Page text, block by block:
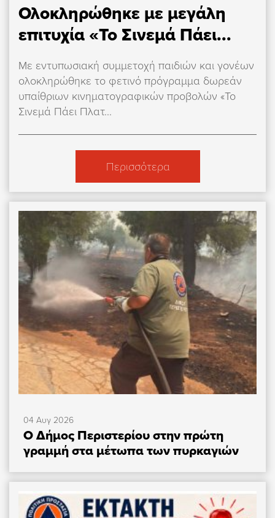
Ολοκληρώθηκε με μεγάλη
επιτυχία «Το Σινεμά Πάει...
Με εντυπωσιακή συμμετοχή παιδιών και γονέων
ολοκληρώθηκε το φετινό πρόγραμμα δωρεάν
υπαίθριων κινηματογραφικών προβολών «Το
Σινεμά Πάει Πλατ...
Περισσότερα
04 Αυγ 2026
Ο Δήμος Περιστερίου στην πρώτη
γραμμή στα μέτωπα των πυρκαγιών